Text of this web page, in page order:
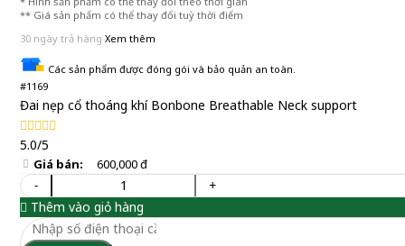
** Giá sản phẩm có thể thay đổi tuỳ thời điểm
30 ngày trả hàng Xem thêm
Các sản phẩm được đóng gói và bảo quản an toàn.
#1169
Đai nẹp cổ thoáng khí Bonbone Breathable Neck support
5.0/5
Giá bán: 600,000 đ
-
+
Thêm vào giỏ hàng